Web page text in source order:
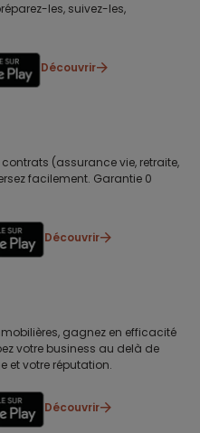
les, suivez-les,
Découvrir
(assurance vie, retraite,
facilement. Garantie 0
Découvrir
gagnez en efficacité
votre business au delà de
et votre réputation.
Découvrir